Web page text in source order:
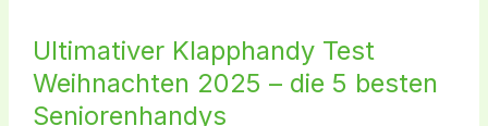
Ultimativer Klapphandy Test
Weihnachten 2025 – die 5 besten
Seniorenhandys
2025
–
die